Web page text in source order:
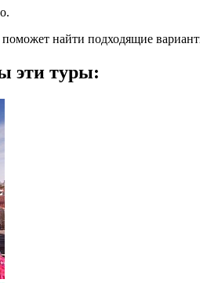
найти подходящие
эти туры: